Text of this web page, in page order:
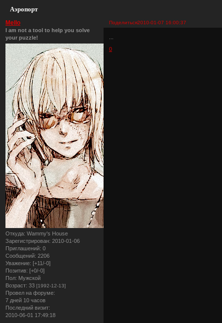
Аэропорт
Поделиться2010-01-07 16:00:37
Mello
I am not a tool to help you solve
your puzzle!
Откуда: Wammy's House
Зарегистрирован: 2010-01-06
Приглашений: 0
Сообщений: 2206
Уважение: [+11/-0]
Позитив: [+0/-0]
Пол: Мужской
Возраст: 33 [1992-12-13]
Провел на форуме:
7 дней 10 часов
Последний визит:
2010-06-01 17:49:18
0